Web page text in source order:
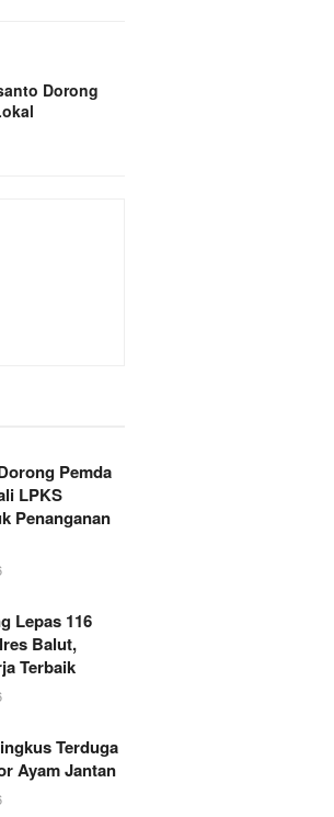
Dorong
Pemda
LPKS
Penanganan
Lepas 116
Balut,
Terbaik
Terduga
Ayam Jantan